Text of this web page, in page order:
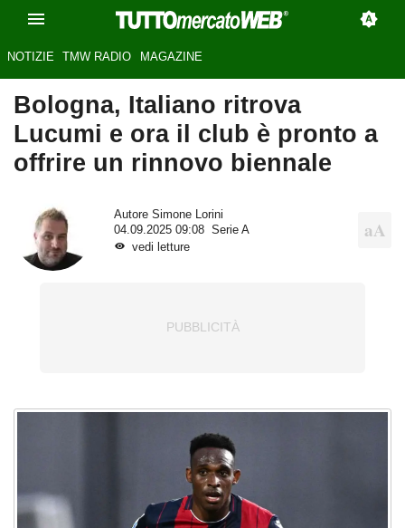
NOTIZIE TMW RADIO MAGAZINE
Bologna, Italiano ritrova
Lucumi e ora il club è pronto a
offrire un rinnovo biennale
Autore Simone Lorini
04.09.2025 09:08
Serie A
vedi letture